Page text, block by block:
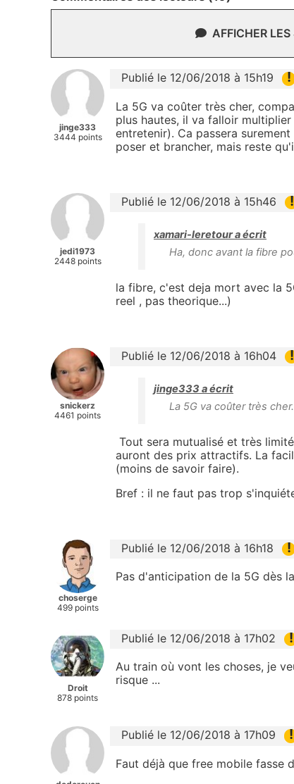
AFFICHER
jinge333
3444 points
Publié le 12/06/2018 à 15h19 !
La 5G va coûter très cher,
plus hautes, il va falloir
entretenir). Ca passera
poser et brancher, mais reste
jedi1973
2448 points
Publié le 12/06/2018 à 15h46 !
xamari-leretour a écrit
Ha, donc avant la fibre
la fibre, c'est deja mort avec la
reel , pas theorique...)
snickerz
4461 points
Publié le 12/06/2018 à 16h04 !
jinge333 a écrit
La 5G va coûter très cher.
Tout sera mutualisé et très
auront des prix attractifs. La
(moins de savoir faire).
Bref : il ne faut pas trop
choserge
499 points
Publié le 12/06/2018 à 16h18 !
Pas d'anticipation de la 5G dès
Droit
878 points
Publié le 12/06/2018 à 17h02 !
Au train où vont les choses, je
risque ...
Publié le 12/06/2018 à 17h09 !
Faut déjà que free mobile fasse